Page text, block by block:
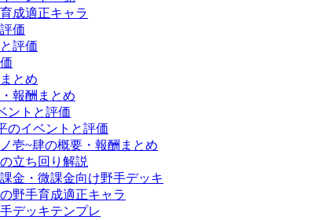
成適正キャラ
価
評価
とめ
報酬まとめ
ントと評価
のイベントと評価
壱~肆の概要・報酬まとめ
立ち回り解説
金・微課金向け野手デッキ
野手育成適正キャラ
デッキテンプレ